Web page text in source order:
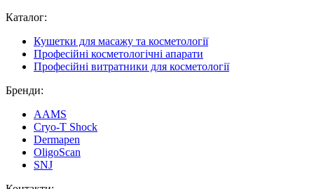
Каталог:
Кушетки для масажу та косметології
Професійні косметологічні апарати
Професійні витратники для косметології
Бренди:
AAMS
Cryo-T Shock
Dermapen
OligoScan
SNJ